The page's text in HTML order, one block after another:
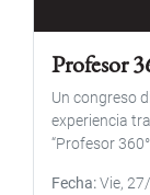
Profesor
Un congreso
experiencia
“Profesor
Fecha Vie,